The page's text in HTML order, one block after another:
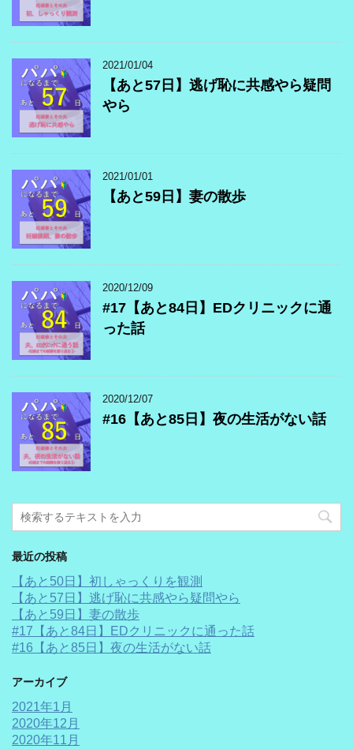
2021/01/04
【あと57日】逃げ恥に共感やら疑問
やら
2021/01/01
【あと59日】妻の散歩
2020/12/09
#17【あと84日】EDクリニックに通
った話
2020/12/07
#16【あと85日】夜の生活がない話
最近の投稿
【あと50日】初しゃっくりを観測
【あと57日】逃げ恥に共感やら疑問やら
【あと59日】妻の散歩
#17【あと84日】EDクリニックに通った話
#16【あと85日】夜の生活がない話
アーカイブ
2021年1月
2020年12月
2020年11月